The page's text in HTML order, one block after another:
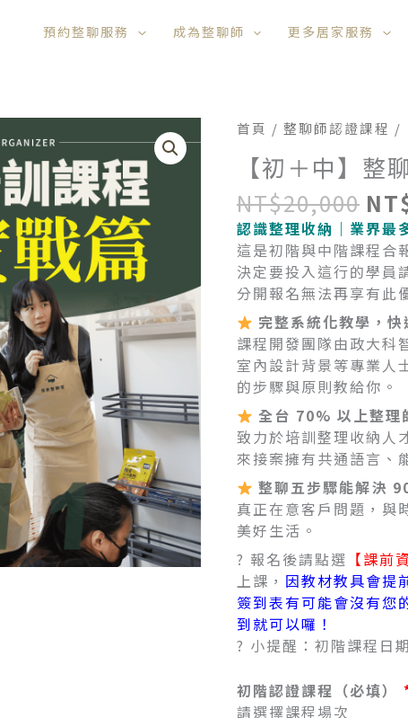
預約整聊服務 成為整聊師 更多居家服務
首頁 / 整聊師認證課程 /
【初＋中】整
NT$20,000
原
價
格
認識整理收納｜業界最
這是初階與中階課程合
決定要投入這行的學員
分開報名無法再享有此
完整系統化教學，
課程開發團隊由政大科
室內設計背景等專業人
的步驟與原則教給你。
全台 70% 以上整理
致力於培訓整理收納人
來接案擁有共通語言、
整聊五步驟能解決
真正在意客戶問題，與
美好生活。
? 報名後請點選 【課前
上課， 因教材教具會提
簽到表有可能會沒有您
到就可以囉！
? 小提醒：初階課程日
初階認證課程（必填）
請選擇課程場次
【初
中】
整
聊
技
法
心
法
一
次
學
數
量